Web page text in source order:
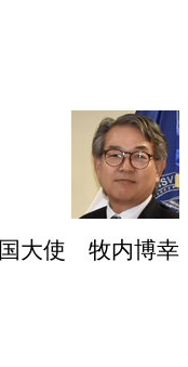
大使 牧内博幸